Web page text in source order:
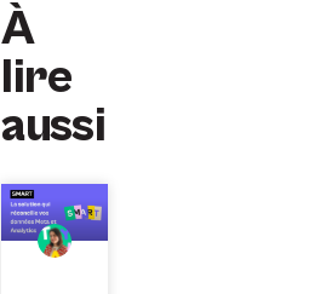
À
lire
aussi